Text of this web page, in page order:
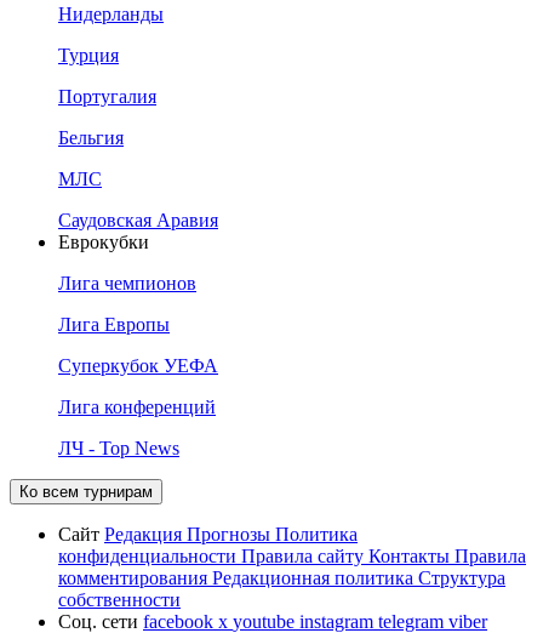
Нидерланды
Турция
Португалия
Бельгия
МЛС
Саудовская Аравия
Еврокубки
Лига чемпионов
Лига Европы
Суперкубок УЕФА
Лига конференций
ЛЧ - Top News
Ко всем турнирам
Сайт Редакция Прогнозы Политика
конфиденциальности Правила сайту Контакты Правила
комментирования Редакционная политика Структура
собственности
Соц. сети facebook x youtube instagram telegram viber